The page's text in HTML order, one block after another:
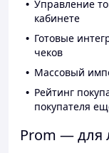
Управление
кабинете
Готовые
чеков
Массовый
Рейтинг
покупателя
Prom — для